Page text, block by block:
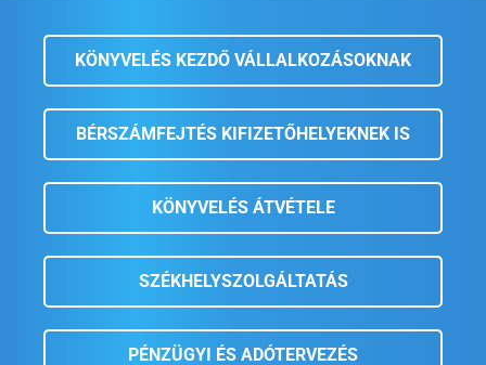
KÖNYVELÉS KEZDŐ VÁLLALKOZÁSOKNAK
BÉRSZÁMFEJTÉS KIFIZETŐHELYEKNEK IS
KÖNYVELÉS ÁTVÉTELE
SZÉKHELYSZOLGÁLTATÁS
PÉNZÜGYI ÉS ADÓTERVEZÉS